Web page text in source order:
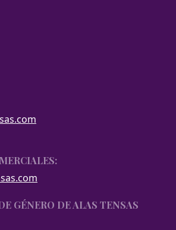
GÉNERO DE ALAS TENSAS